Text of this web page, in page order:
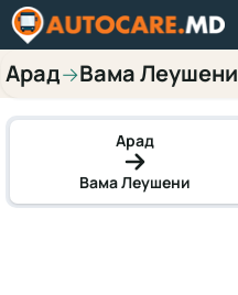
Арад→Вама Леушени
Арад
Вама Леушени